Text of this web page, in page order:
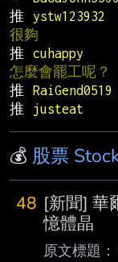
推
ystw123932
很夠
推
cuhappy
怎麼會罷工呢？
推
RaiGend0519
推
justeat
💰 股票
48 [新聞] 華
憶體晶
原文標題